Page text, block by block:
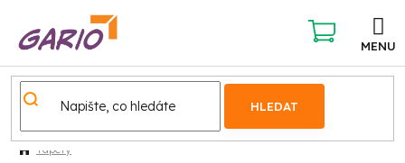
obsah
HLEDAT
NÁKUPNÍ
KOŠÍK
Tapety